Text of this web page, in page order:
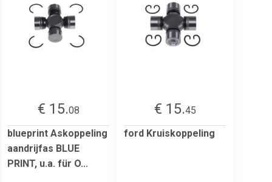
€ 15.08
blueprint Askoppeling
aandrijfas BLUE
PRINT, u.a. für O...
€ 15.45
ford Kruiskoppeling